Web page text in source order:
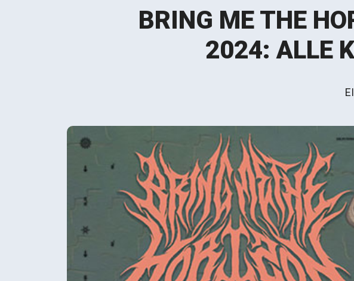
BRING ME THE
2024: ALLE